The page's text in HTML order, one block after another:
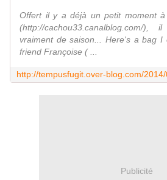
Offert il y a déjà un petit moment
(http://cachou33.canalblog.com/
vraiment de saison... Here's a bag I
friend Françoise ( ...
Publicité